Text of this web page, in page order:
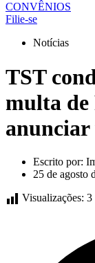
CONVÊNIOS
Filie-se
Notícias
TST
multa de
anunciar
Escrito por:
25 de agosto
Visualizações: 3